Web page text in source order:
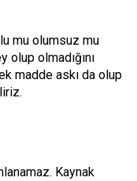
mu olumsuz mu
olmadığını
madde askı da olup
Kaynak